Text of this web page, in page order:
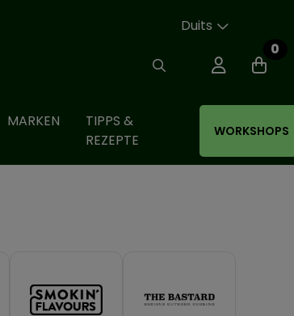
Duits
0
MARKEN
TIPPS &
REZEPTE
WORKSHOPS